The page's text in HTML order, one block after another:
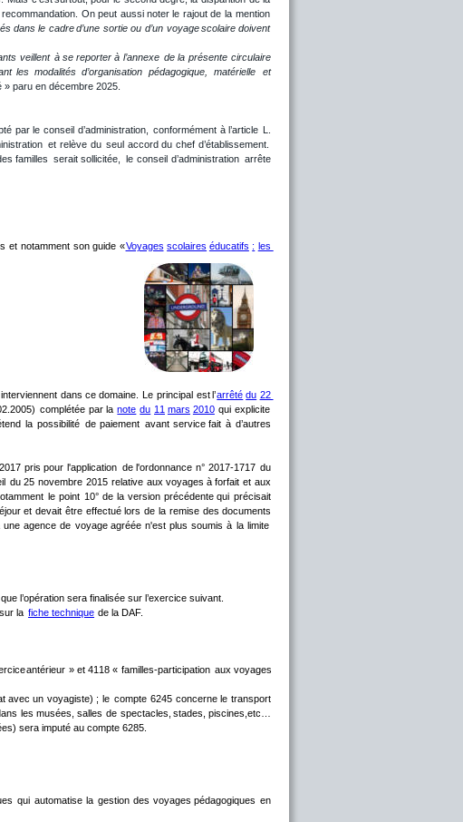
recommandation. On peut aussi noter le rajout de la mention
dans le cadre d’une sortie ou d’un voyage scolaire doivent
veillent à se reporter à l’annexe de la présente circulaire
les modalités d’organisation pédagogique, matérielle
et
paru en décembre 2025.
par le conseil d’administration, conformément à l’article L.
et relève du seul accord du chef d’établissement.
familles serait sollicitée, le conseil d’administration arrête
et notamment son guide «Voyages scolaires éducatifs : les
interviennent dans ce domaine. Le principal est l’arrêté du 22
complétée par la note du 11 mars 2010 qui explicite
la possibilité de paiement avant service fait à d’autres
2017 pris pour l'application de l'ordonnance n° 2017-1717 du
du 25 novembre 2015 relative aux voyages à forfait et aux
le point 10° de la version précédente qui précisait
et devait être effectué lors de la remise des documents
une agence de voyage agréée n'est plus soumis à la limite
l’opération sera finalisée sur l’exercice suivant.
la fiche technique de la DAF.
antérieur » et 4118 « familles-participation aux voyages
avec un voyagiste) ; le compte 6245 concerne le transport
les musées, salles de spectacles, stades,
piscines,etc…
sera imputé au compte 6285.
qui automatise la gestion des voyages pédagogiques en